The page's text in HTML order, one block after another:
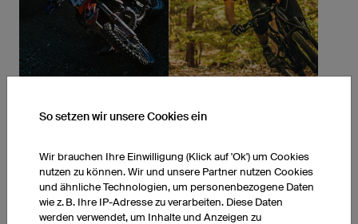
So setzen wir unsere Cookies ein
Wir brauchen Ihre Einwilligung (Klick auf 'Ok') um Cookies
nutzen zu können. Wir und unsere Partner nutzen Cookies
und ähnliche Technologien, um personenbezogene Daten
wie z. B. Ihre IP-Adresse zu verarbeiten. Diese Daten
werden verwendet, um Inhalte und Anzeigen zu